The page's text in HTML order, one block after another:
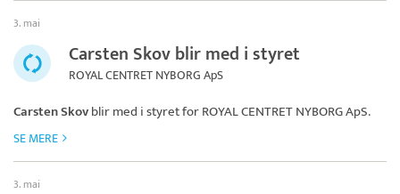
3. mai
Carsten Skov blir med i styret
ROYAL CENTRET NYBORG ApS
Carsten Skovblir med i styret forROYAL CENTRET NYBORG ApS.
SE MERE
3. mai